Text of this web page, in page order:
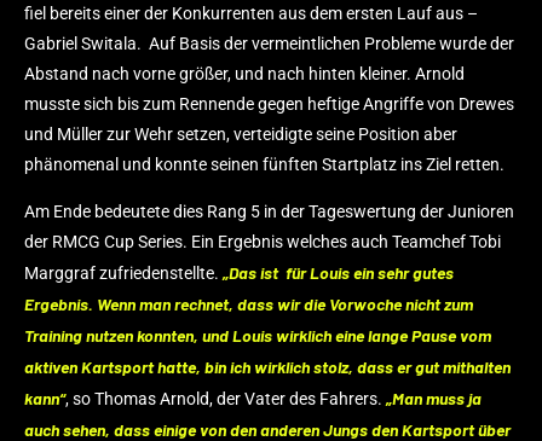
fiel bereits einer der Konkurrenten aus dem ersten Lauf aus –
Gabriel Switala. Auf Basis der vermeintlichen Probleme wurde der
Abstand nach vorne größer, und nach hinten kleiner. Arnold
musste sich bis zum Rennende gegen heftige Angriffe von Drewes
und Müller zur Wehr setzen, verteidigte seine Position aber
phänomenal und konnte seinen fünften Startplatz ins Ziel retten.
Am Ende bedeutete dies Rang 5 in der Tageswertung der Junioren
der RMCG Cup Series. Ein Ergebnis welches auch Teamchef Tobi
Marggraf zufriedenstellte. „Das ist für Louis ein sehr gutes
Ergebnis. Wenn man rechnet, dass wir die Vorwoche nicht zum
Training nutzen konnten, und Louis wirklich eine lange Pause vom
aktiven Kartsport hatte, bin ich wirklich stolz, dass er gut mithalten
kann“, so Thomas Arnold, der Vater des Fahrers. „Man muss ja
auch sehen, dass einige von den anderen Jungs den Kartsport über